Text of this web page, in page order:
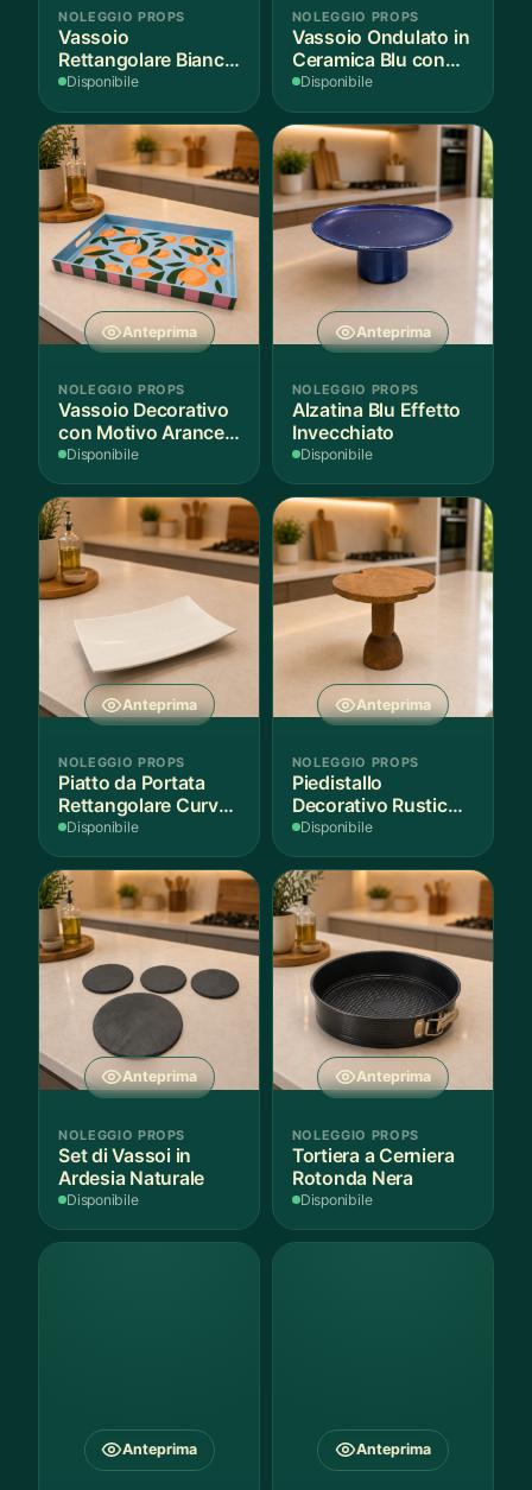
NOLEGGIO PROPS
Vassoio
Rettangolare Bianco
per Scenografie
Disponibile
NOLEGGIO PROPS
Vassoio Ondulato in
Ceramica Blu con
Bordo Dorato
Disponibile
Anteprima
NOLEGGIO PROPS
Vassoio Decorativo
con Motivo Arance e
Foglie
Disponibile
Anteprima
NOLEGGIO PROPS
Alzatina Blu Effetto
Invecchiato
Disponibile
Anteprima
NOLEGGIO PROPS
Piatto da Portata
Rettangolare Curvo
Bianco
Disponibile
Anteprima
NOLEGGIO PROPS
Piedistallo
Decorativo Rustico
in Legno
Disponibile
Anteprima
NOLEGGIO PROPS
Set di Vassoi in
Ardesia Naturale
Disponibile
Anteprima
NOLEGGIO PROPS
Tortiera a Cerniera
Rotonda Nera
Disponibile
Anteprima Anteprima